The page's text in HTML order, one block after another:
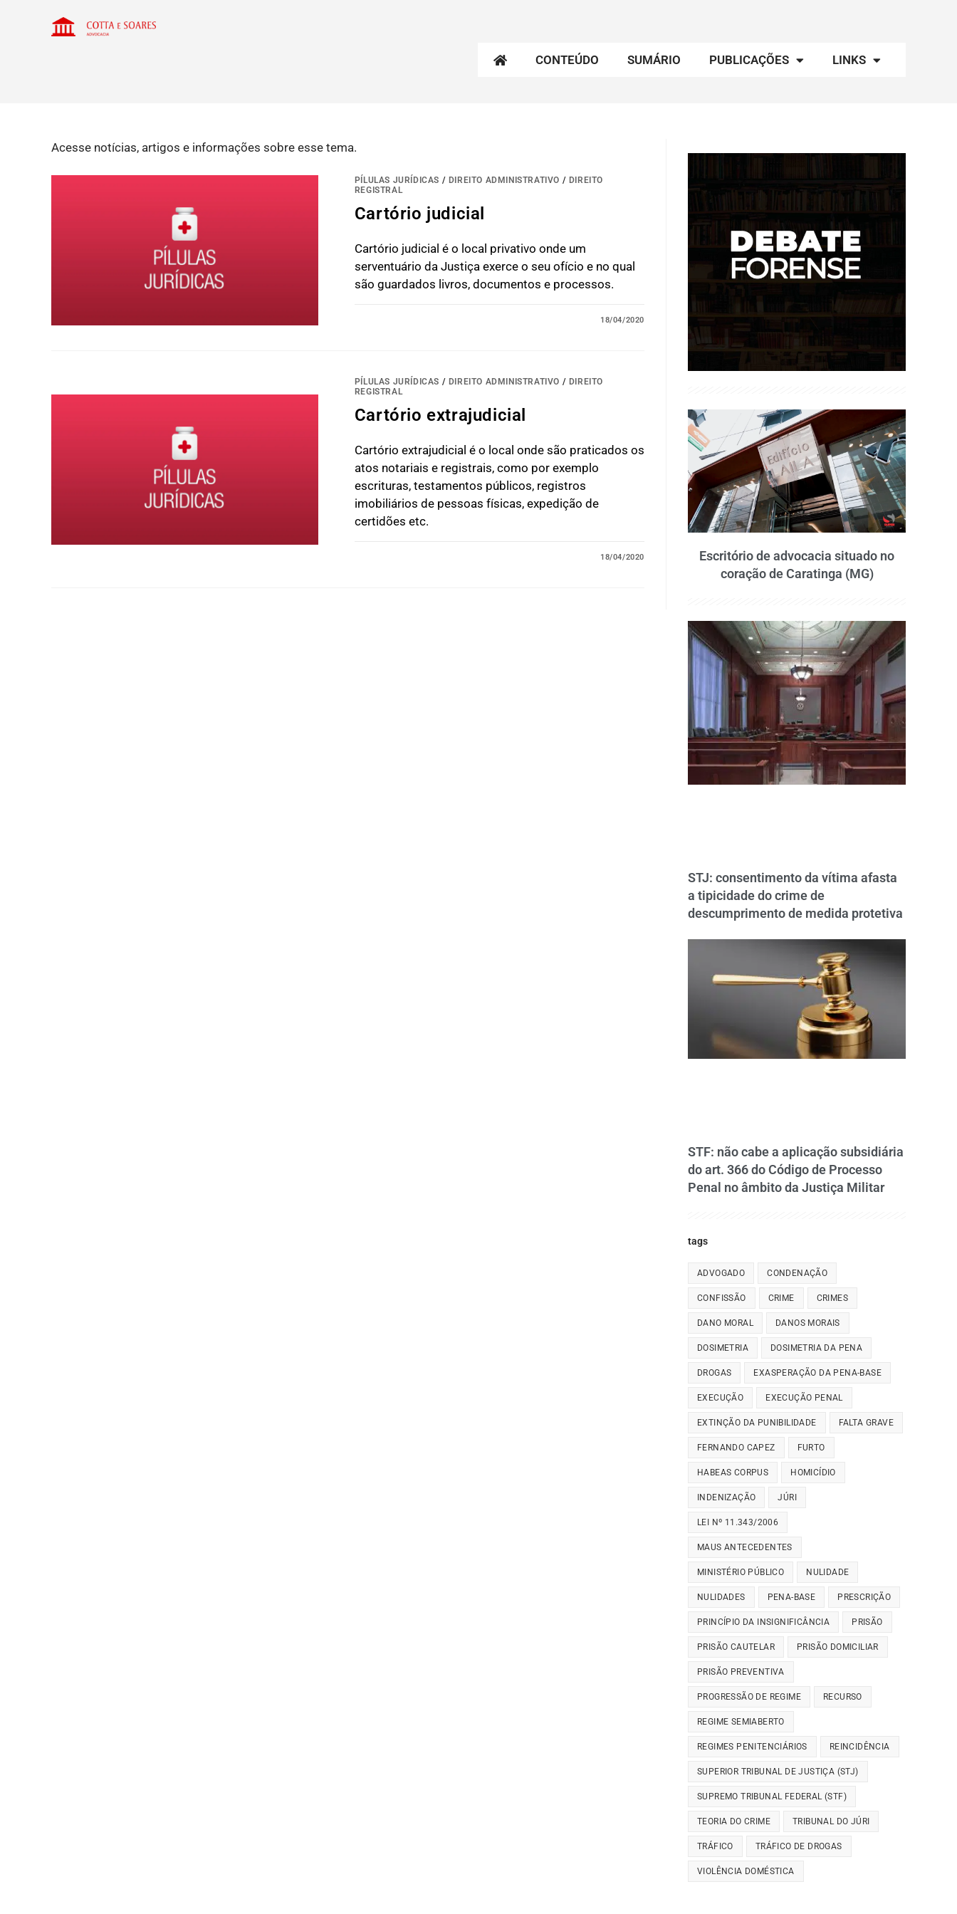
CONTEÚDO SUMÁRIO PUBLICAÇÕES LINKS
Acesse notícias, artigos e informações sobre esse tema.
PÍLULAS JURÍDICAS / DIREITO ADMINISTRATIVO / DIREITO
REGISTRAL
Cartório judicial
Cartório judicial é o local privativo onde um
serventuário da Justiça exerce o seu ofício e no qual
são guardados livros, documentos e processos.
18/04/2020
PÍLULAS JURÍDICAS / DIREITO ADMINISTRATIVO / DIREITO
REGISTRAL
Cartório extrajudicial
Cartório extrajudicial é o local onde são praticados os
atos notariais e registrais, como por exemplo
escrituras, testamentos públicos, registros
imobiliários de pessoas físicas, expedição de
certidões etc.
18/04/2020
Escritório de advocacia situado no
coração de Caratinga (MG)
STJ: consentimento da vítima afasta
a tipicidade do crime de
descumprimento de medida protetiva
STF: não cabe a aplicação subsidiária
do art. 366 do Código de Processo
Penal no âmbito da Justiça Militar
tags
ADVOGADO CONDENAÇÃO
CONFISSÃO CRIME CRIMES
DANO MORAL DANOS MORAIS
DOSIMETRIA DOSIMETRIA DA PENA
DROGAS EXASPERAÇÃO DA PENA-BASE
EXECUÇÃO EXECUÇÃO PENAL
EXTINÇÃO DA PUNIBILIDADE FALTA GRAVE
FERNANDO CAPEZ FURTO
HABEAS CORPUS HOMICÍDIO
INDENIZAÇÃO JÚRI
LEI Nº 11.343/2006
MAUS ANTECEDENTES
MINISTÉRIO PÚBLICO NULIDADE
NULIDADES PENA-BASE PRESCRIÇÃO
PRINCÍPIO DA INSIGNIFICÂNCIA PRISÃO
PRISÃO CAUTELAR PRISÃO DOMICILIAR
PRISÃO PREVENTIVA
PROGRESSÃO DE REGIME RECURSO
REGIME SEMIABERTO
REGIMES PENITENCIÁRIOS REINCIDÊNCIA
SUPERIOR TRIBUNAL DE JUSTIÇA (STJ)
SUPREMO TRIBUNAL FEDERAL (STF)
TEORIA DO CRIME TRIBUNAL DO JÚRI
TRÁFICO TRÁFICO DE DROGAS
VIOLÊNCIA DOMÉSTICA